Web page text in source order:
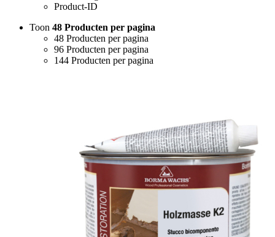
Product-ID
Toon 48 Producten per pagina
48 Producten per pagina
96 Producten per pagina
144 Producten per pagina